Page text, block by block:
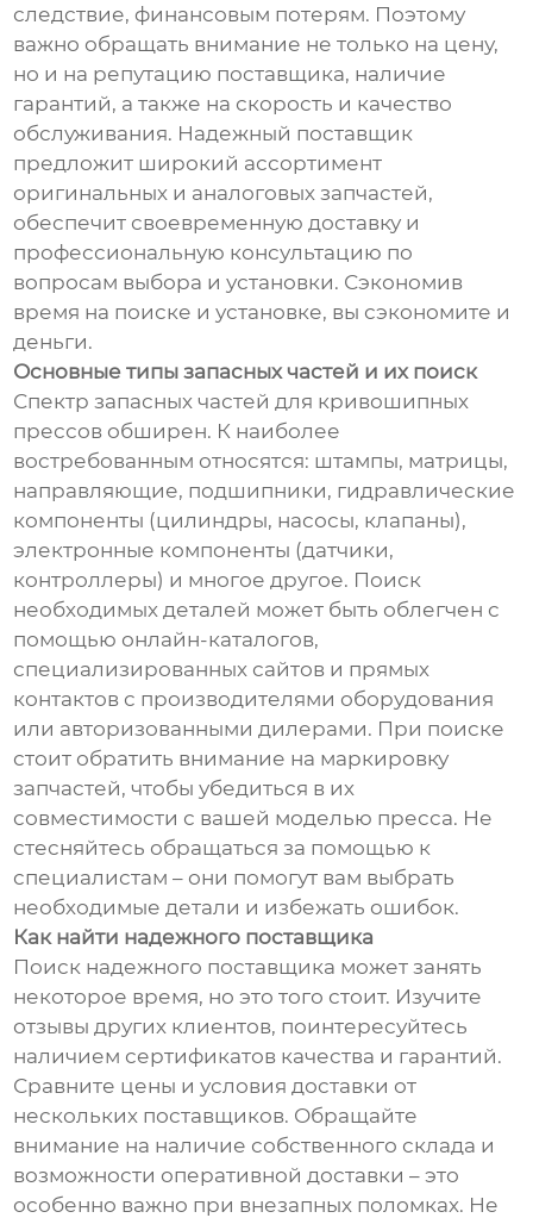
следствие, финансовым потерям. Поэтому
важно обращать внимание не только на цену,
но и на репутацию поставщика, наличие
гарантий, а также на скорость и качество
обслуживания. Надежный поставщик
предложит широкий ассортимент
оригинальных и аналоговых запчастей,
обеспечит своевременную доставку и
профессиональную консультацию по
вопросам выбора и установки. Сэкономив
время на поиске и установке, вы сэкономите и
деньги.
Основные типы запасных частей и их поиск
Спектр запасных частей для кривошипных
прессов обширен. К наиболее
востребованным относятся: штампы, матрицы,
направляющие, подшипники, гидравлические
компоненты (цилиндры, насосы, клапаны),
электронные компоненты (датчики,
контроллеры) и многое другое. Поиск
необходимых деталей может быть облегчен с
помощью онлайн-каталогов,
специализированных сайтов и прямых
контактов с производителями оборудования
или авторизованными дилерами. При поиске
стоит обратить внимание на маркировку
запчастей, чтобы убедиться в их
совместимости с вашей моделью пресса. Не
стесняйтесь обращаться за помощью к
специалистам – они помогут вам выбрать
необходимые детали и избежать ошибок.
Как найти надежного поставщика
Поиск надежного поставщика может занять
некоторое время, но это того стоит. Изучите
отзывы других клиентов, поинтересуйтесь
наличием сертификатов качества и гарантий.
Сравните цены и условия доставки от
нескольких поставщиков. Обращайте
внимание на наличие собственного склада и
возможности оперативной доставки – это
особенно важно при внезапных поломках. Не